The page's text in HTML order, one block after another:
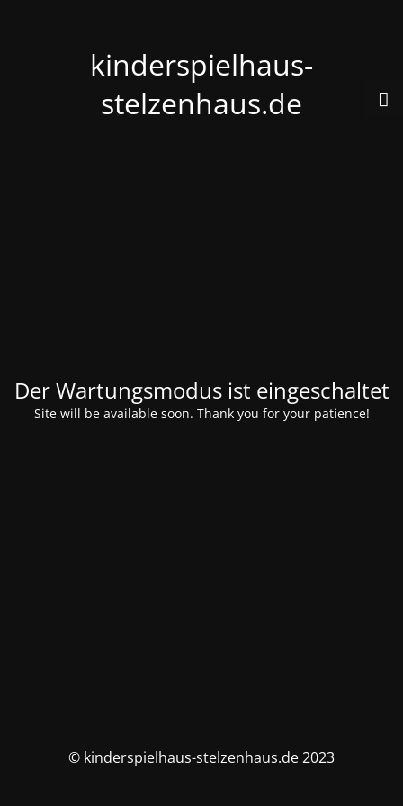
kinderspielhaus-
stelzenhaus.de
Der Wartungsmodus ist eingeschaltet
Site will be available soon. Thank you for your patience!
© kinderspielhaus-stelzenhaus.de 2023